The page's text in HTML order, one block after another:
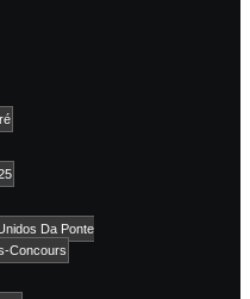
Da Ponte
Concours